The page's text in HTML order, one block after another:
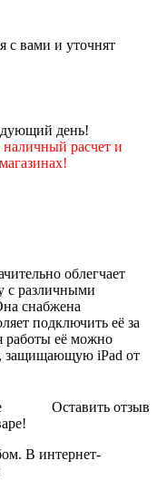
с вами и уточнят
день!
наличный расчет и
облегчает
с различными
снабжена
подключить её за
работы её можно
защищающую iPad от
Оставить отзыв
В интернет-